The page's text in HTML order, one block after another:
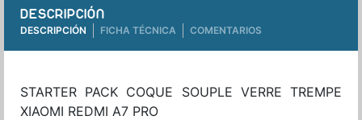
DESCRIPCIÓN
DESCRIPCIÓN FICHA TÉCNICA COMENTARIOS
STARTER PACK COQUE SOUPLE VERRE TREMPE
XIAOMI REDMI A7 PRO